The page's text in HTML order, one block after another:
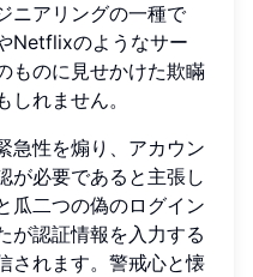
ニアリングの一種で
Netflixのようなサー
ものに見せかけた欺瞞
れません。
急性を煽り、アカウン
が必要であると主張し
瓜二つの偽のログイン
が認証情報を入力する
されます。警戒心と懐